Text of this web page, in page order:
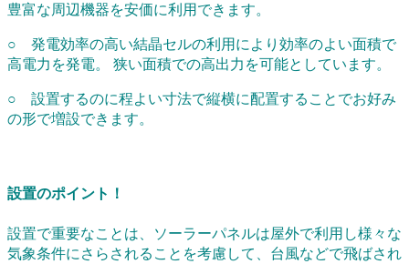
豊富な周辺機器を安価に利用できます。
○ 発電効率の高い結晶セルの利用により効率のよい面積で
高電力を発電。 狭い面積での高出力を可能としています。
○ 設置するのに程よい寸法で縦横に配置することでお好み
の形で増設できます。
設置のポイント！
設置で重要なことは、ソーラーパネルは屋外で利用し様々な
気象条件にさらされることを考慮して、台風などで飛ばされ